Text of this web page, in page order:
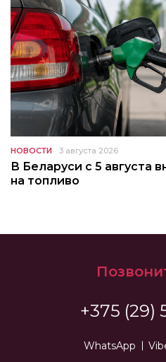
НОВОСТИ 3 августа 2026
В Беларуси с 5 августа
на топливо
+375 (29)
WhatsApp